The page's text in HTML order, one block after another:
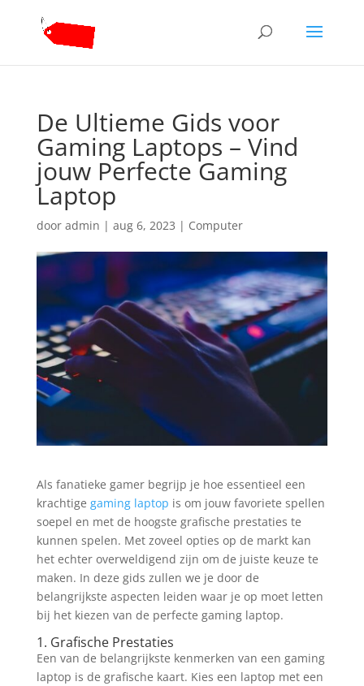
De Ultieme Gids voor
Gaming Laptops – Vind
jouw Perfecte Gaming
Laptop
door admin | aug 6, 2023 | Computer
Als fanatieke gamer begrijp je hoe essentieel een
krachtige gaming laptop is om jouw favoriete spellen
soepel en met de hoogste grafische prestaties te
kunnen spelen. Met zoveel opties op de markt kan
het echter overweldigend zijn om de juiste keuze te
maken. In deze gids zullen we je door de
belangrijkste aspecten leiden waar je op moet letten
bij het kiezen van de perfecte gaming laptop.
1. Grafische Prestaties
Een van de belangrijkste kenmerken van een gaming
laptop is de grafische kaart. Kies een laptop met een